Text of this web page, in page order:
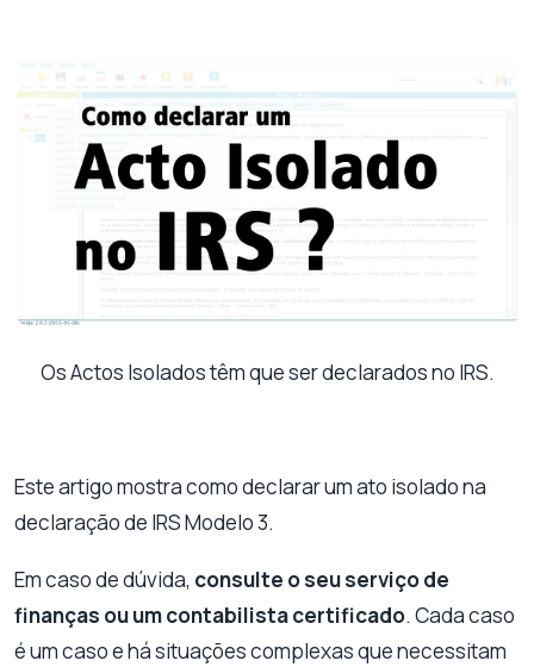
Os Actos Isolados têm que ser declarados no IRS.
Este artigo mostra como declarar um ato isolado na
declaração de IRS Modelo 3.
Em caso de dúvida, consulte o seu serviço de
finanças ou um contabilista certificado. Cada caso
é um caso e há situações complexas que necessitam